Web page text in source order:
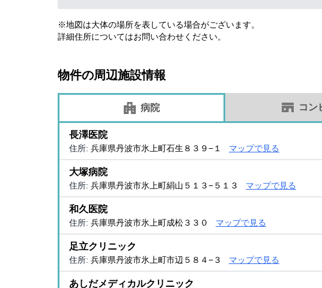
※地図は大体の場所を表している場合がございます。
詳細住所についてはお問い合わせください。
物件の周辺施設情報
病院 コン
長澤医院
住所: 兵庫県丹波市氷上町石生８３９−１ マップで見る
大塚病院
住所: 兵庫県丹波市氷上町絹山５１３−５１３ マップで見る
和久医院
住所: 兵庫県丹波市氷上町成松３３０ マップで見る
足立クリニック
住所: 兵庫県丹波市氷上町市辺５８４−３ マップで見る
あしだメディカルクリニック